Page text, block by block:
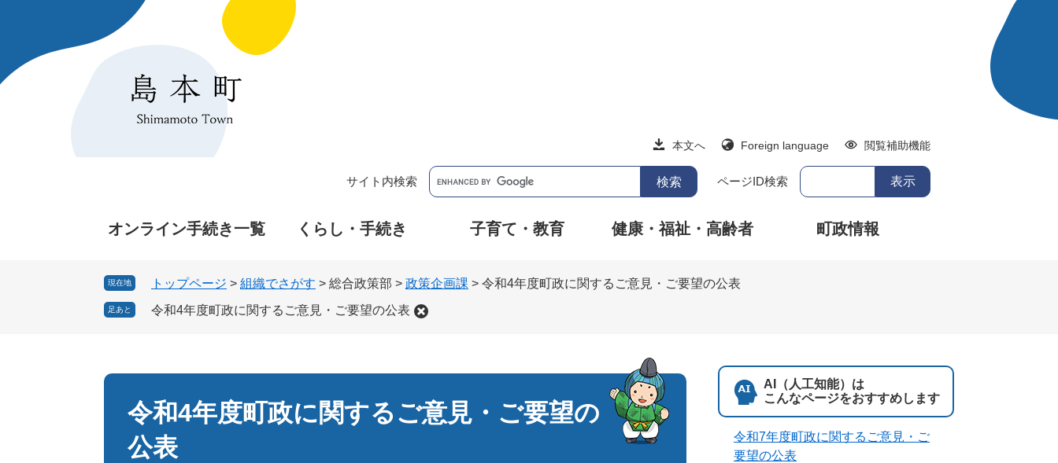
先
を
本文へ Foreign language 閲覧補助機能
サイト内検索 ページID検索
オンライン手続き一覧 くらし・手続き 子育て・教育 健康・福祉・高齢者 町政情報
現在地 トップページ > 組織でさがす > 総合政策部 > 政策企画課 > 令和4年度町政に関するご意見・ご要望の公表
足あと 令和4年度町政に関するご意見・ご要望の公表
令和4年度町政に関するご意見・ご要望の
公表
AI（人工知能）は
こんなページをおすすめします
令和7年度町政に関するご意見・ご
要望の公表